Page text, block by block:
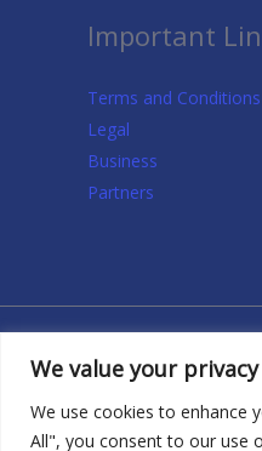
We value your privacy
We use cookies to enhance
All", you consent to our use
Important
Terms and Conditions
Legal
Business
Partners